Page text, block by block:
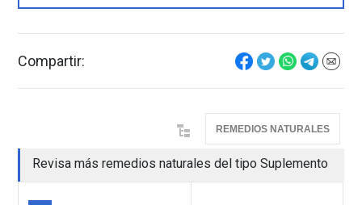
Compartir:
REMEDIOS NATURALES
Revisa más remedios naturales del tipo Suplemento